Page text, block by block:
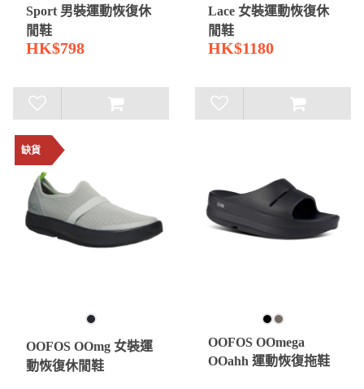
Sport 男裝運動恢復休
閒鞋
HK$798
Lace 女裝運動恢復休
閒鞋
HK$1180
缺貨
OOFOS OOmg 女裝運
動恢復休閒鞋
OOFOS OOmega
OOahh 運動恢復拖鞋